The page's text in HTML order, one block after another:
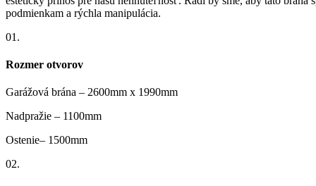
podmienkam a rýchla manipulácia.
01.
Rozmer otvorov
Garážová brána – 2600mm x 1990mm
Nadpražie – 1100mm
Ostenie– 1500mm
02.